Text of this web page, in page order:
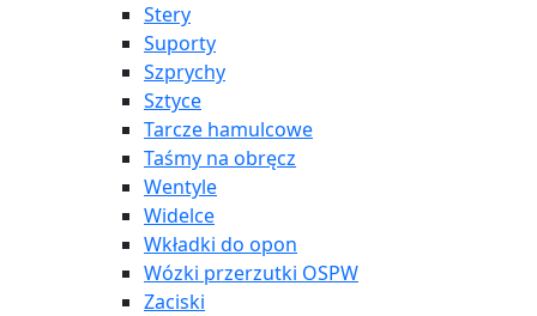
Stery
Suporty
Szprychy
Sztyce
Tarcze hamulcowe
Taśmy na obręcz
Wentyle
Widelce
Wkładki do opon
Wózki przerzutki OSPW
Zaciski